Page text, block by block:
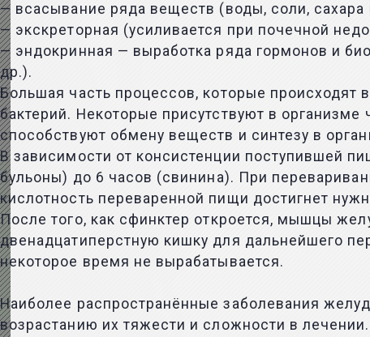
— всасывание ряда веществ (воды, соли, сахара
— экскреторная (усиливается при почечной
— эндокринная — выработка ряда гормонов и
др.).
Большая часть процессов, которые происходят
бактерий. Некоторые присутствуют в
способствуют обмену веществ и синтезу в
В зависимости от консистенции поступившей
бульоны) до 6 часов (свинина). При
кислотность переваренной пищи достигнет
После того, как сфинктер откроется, мышцы
двенадцатиперстную кишку для дальнейшего
некоторое время не вырабатывается.
Наиболее распространённые заболевания
возрастанию их тяжести и сложности в